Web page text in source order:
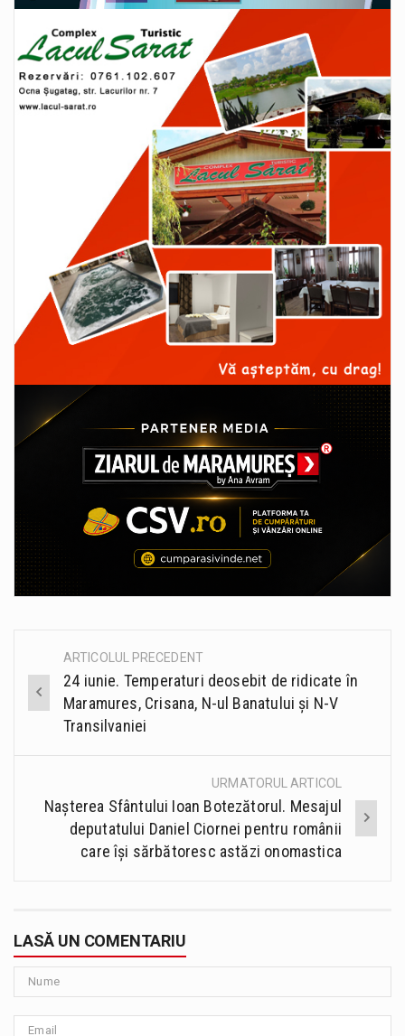
Post
navigation
ARTICOLUL PRECEDENT
24 iunie. Temperaturi deosebit de ridicate în
Maramures, Crisana, N-ul Banatului și N-V
Transilvaniei
URMATORUL ARTICOL
Nașterea Sfântului Ioan Botezătorul. Mesajul
deputatului Daniel Ciornei pentru românii
care își sărbătoresc astăzi onomastica
LASĂ UN COMENTARIU